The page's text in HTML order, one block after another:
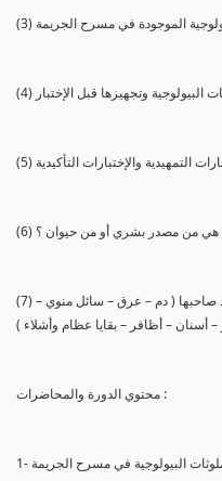
الموجودة في مسرح الجريمة
وتجهيزها قبل الإختبار
التمهيدية والإختبارات التأكيدية
هل هي من مصدر بشري أو من حيوان ؟
(7) إجراء الإختبارات علي العينة البيولوجية لتحديد صاحبها ( دم – عرق – سائل منوي –
أسنان – أظافر – بقايا عظام وأشلاء )
محتوي الدورة والمحاضرات :
البيولوجية في مسرح الجريمة